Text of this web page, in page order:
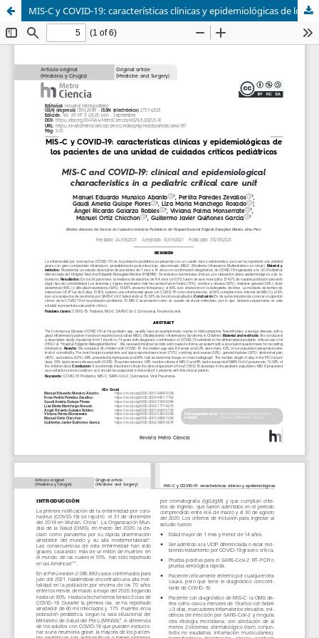
MIS-C y COVID-19: características clínicas y epidemiológicas de los pacientes de una unidad de cuidados críticos pediátricos